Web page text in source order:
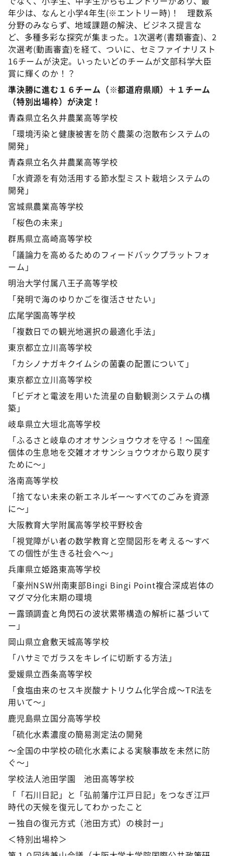
年少は、なんと小学4年生(※エントリー時)！ 理数系
分野のみならず、地域課題の解決、ビジネス提言な
ど、多種多彩な探究が集まった。1次選考(書類審査)、2
次選考(動画審査)を経て、ついに、セミファイナリスト
16チームが決定。いったいどのチームが文部科学大臣
賞に輝くのか！？
準決勝に進む１６チーム（※都道府県順）＋１チーム
（特別出場枠）が決定！
青森県立名久井農業高等学校
「環境汚染と健康被害を防ぐ農薬の泡散布システムの
開発」
青森県立名久井農業高等学校
「水資源を有効活用する節水型ミスト栽培システムの
開発」
宮城県農業高等学校
「桜色の未来」
群馬県立高崎高等学校
「議論力を高めるためのフィードバックプラットフォ
ーム」
明治大学付属八王子高等学校
「発明で海のゆりかごを復活させたい」
広尾学園高等学校
「複数日での観光地選択の最適化手法」
東京都立立川高等学校
「カシノナガキクイムシの菌嚢の配置について」
東京都立立川高等学校
「ビデオと電波を用いた流星の自動観測システムの構
築」
岐阜県立大垣北高等学校
「ふるさと岐阜のオオサンショウウオを守る！～国産
個体の生息地を交雑オオサンショウウオから取り戻す
ために～」
洛南高等学校
「捨てない未来の新エネルギー～すべてのごみを資源
に～」
大阪教育大学附属高等学校平野校舎
「視覚障がい者の数学教育と空間図形を考える～すべ
ての個性が生きる社会へ～」
兵庫県立姫路東高等学校
「豪州NSW州南東部Bingi Bingi Point複合深成岩体の
マグマ分化末期の環境
ー露頭調査と角閃石の波状累帯構造の解析に基づいて
ー」
岡山県立倉敷天城高等学校
「ハサミでガラスをキレイに切断する方法」
愛媛県立西条高等学校
「食塩由来のセスキ炭酸ナトリウム化学合成～TR法を
用いて～」
鹿児島県立国分高等学校
「硫化水素濃度の簡易測定法の開発
～全国の中学校の硫化水素による実験事故を未然に防
ぐ～」
学校法人池田学園 池田高等学校
「「石川日記」と「弘前藩庁江戸日記」をつなぎ江戸
時代の天候を復元してわかったこと
ー独自の復元方式（池田方式）の検討ー」
＜特別出場枠＞